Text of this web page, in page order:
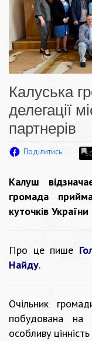
Калуська
делегації
партнерів
Поділитись
Калуш
громада
куточків
Про це пише
Найду.
Очільник
побудована на
особливу